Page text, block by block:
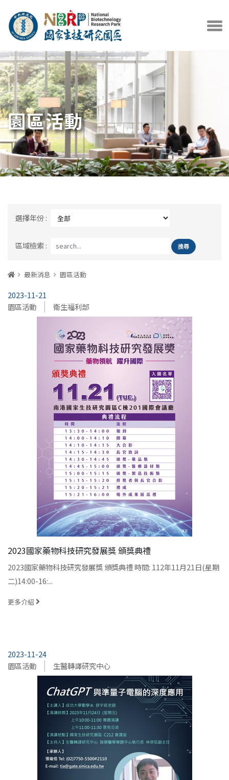
中央研究院官方網站 打開選
園區活動
選擇年份 :
區域檢索 :
首頁 最新消息 園區活動
2023-11-21
園區活動
衛生福利部
2023國家藥物科技研究發展獎 頒獎典禮
2023國家藥物科技研究發展獎 頒獎典禮 時間: 112年11月21日(星期
二)14:00-16:...
更多介紹
2023-11-24
園區活動
生醫轉譯研究中心